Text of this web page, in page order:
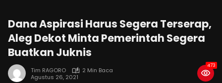
Dana Aspirasi Harus Segera Terserap,
Aleg Dekot Minta Pemerintah Segera
Buatkan Juknis
Tim RAGORO
2 Min Baca
Agustus 26, 2021
473